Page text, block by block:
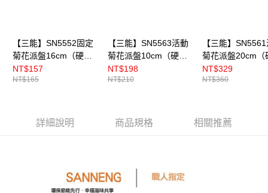
【三能】SN5552固定
菊花派盤16cm（硬
膜）
NT$157
NT$165
【三能】SN5563活動
菊花派盤10cm（硬
膜）
NT$198
NT$210
【三能】
菊花派盤20cm（
膜）
NT$329
NT$360
詳細說明 商品規格 相關推薦